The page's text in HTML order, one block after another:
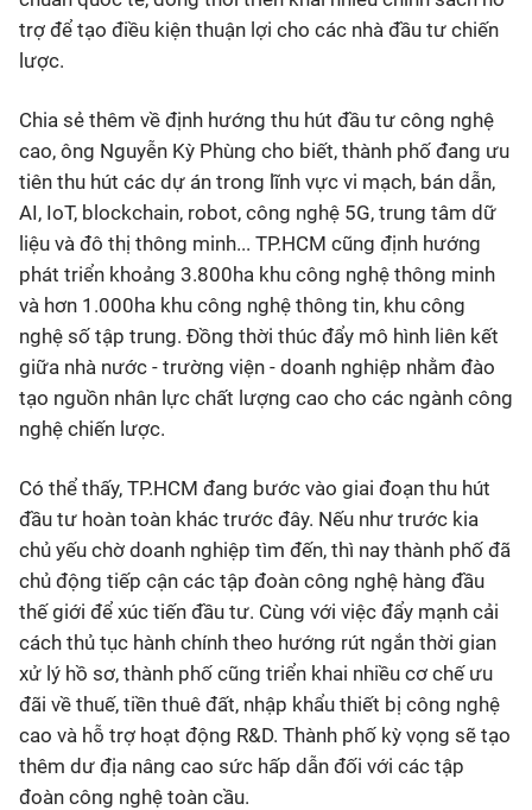
trợ để tạo điều kiện thuận lợi cho các nhà đầu tư chiến
lược.
Chia sẻ thêm về định hướng thu hút đầu tư công nghệ
cao, ông Nguyễn Kỳ Phùng cho biết, thành phố đang ưu
tiên thu hút các dự án trong lĩnh vực vi mạch, bán dẫn,
AI, IoT, blockchain, robot, công nghệ 5G, trung tâm dữ
liệu và đô thị thông minh... TP.HCM cũng định hướng
phát triển khoảng 3.800ha khu công nghệ thông minh
và hơn 1.000ha khu công nghệ thông tin, khu công
nghệ số tập trung. Đồng thời thúc đẩy mô hình liên kết
giữa nhà nước - trường viện - doanh nghiệp nhằm đào
tạo nguồn nhân lực chất lượng cao cho các ngành công
nghệ chiến lược.
Có thể thấy, TP.HCM đang bước vào giai đoạn thu hút
đầu tư hoàn toàn khác trước đây. Nếu như trước kia
chủ yếu chờ doanh nghiệp tìm đến, thì nay thành phố đã
chủ động tiếp cận các tập đoàn công nghệ hàng đầu
thế giới để xúc tiến đầu tư. Cùng với việc đẩy mạnh cải
cách thủ tục hành chính theo hướng rút ngắn thời gian
xử lý hồ sơ, thành phố cũng triển khai nhiều cơ chế ưu
đãi về thuế, tiền thuê đất, nhập khẩu thiết bị công nghệ
cao và hỗ trợ hoạt động R&D. Thành phố kỳ vọng sẽ tạo
thêm dư địa nâng cao sức hấp dẫn đối với các tập
đoàn công nghệ toàn cầu.